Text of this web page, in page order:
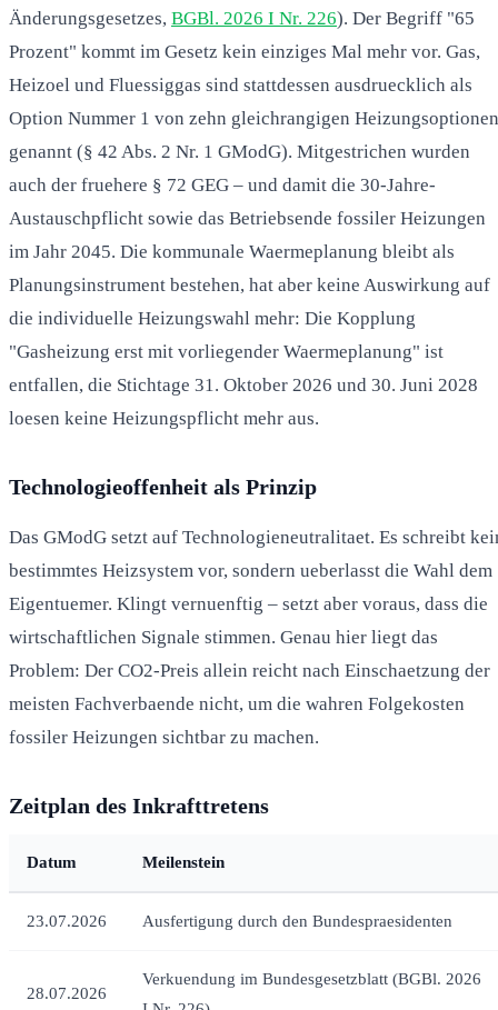
Änderungsgesetzes, BGBl. 2026 I Nr. 226). Der Begriff "65
Prozent" kommt im Gesetz kein einziges Mal mehr vor. Gas,
Heizoel und Fluessiggas sind stattdessen ausdruecklich als
Option Nummer 1 von zehn gleichrangigen Heizungsoptionen
genannt (§ 42 Abs. 2 Nr. 1 GModG). Mitgestrichen wurden
auch der fruehere § 72 GEG – und damit die 30-Jahre-
Austauschpflicht sowie das Betriebsende fossiler Heizungen
im Jahr 2045. Die kommunale Waermeplanung bleibt als
Planungsinstrument bestehen, hat aber keine Auswirkung auf
die individuelle Heizungswahl mehr: Die Kopplung
"Gasheizung erst mit vorliegender Waermeplanung" ist
entfallen, die Stichtage 31. Oktober 2026 und 30. Juni 2028
loesen keine Heizungspflicht mehr aus.
Technologieoffenheit als Prinzip
Das GModG setzt auf Technologieneutralitaet. Es schreibt
bestimmtes Heizsystem vor, sondern ueberlasst die Wahl dem
Eigentuemer. Klingt vernuenftig – setzt aber voraus, dass die
wirtschaftlichen Signale stimmen. Genau hier liegt das
Problem: Der CO2-Preis allein reicht nach Einschaetzung der
meisten Fachverbaende nicht, um die wahren Folgekosten
fossiler Heizungen sichtbar zu machen.
Zeitplan des Inkrafttretens
Datum Meilenstein
23.07.2026 Ausfertigung durch den Bundespraesidenten
28.07.2026
Verkuendung im Bundesgesetzblatt (BGBl. 2026